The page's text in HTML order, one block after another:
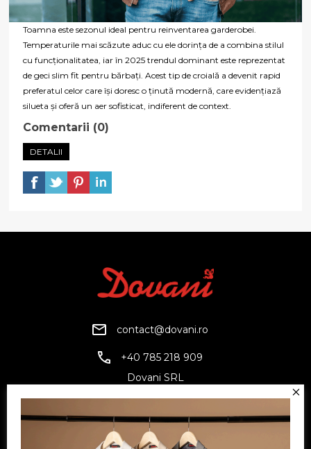
Toamna este sezonul ideal pentru reinventarea garderobei.
Temperaturile mai scăzute aduc cu ele dorința de a combina stilul
cu funcționalitatea, iar în 2025 trendul dominant este reprezentat
de geci slim fit pentru bărbați. Acest tip de croială a devenit rapid
preferatul celor care își doresc o ținută modernă, care evidențiază
silueta și oferă un aer sofisticat, indiferent de context.
Comentarii (0)
DETALII
contact@dovani.ro
+40 785 218 909
Dovani SRL
Reg. Com.: J07/1134/1994
Facebook
TwitterYouTube